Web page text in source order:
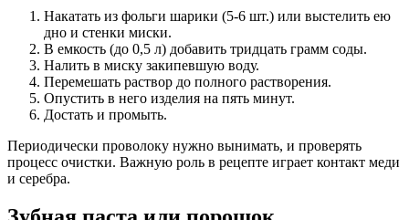
Накатать из фольги шарики (5-6 шт.) или выстелить ею
дно и стенки миски.
В емкость (до 0,5 л) добавить тридцать грамм соды.
Налить в миску закипевшую воду.
Перемешать раствор до полного растворения.
Опустить в него изделия на пять минут.
Достать и промыть.
Периодически проволоку нужно вынимать, и проверять
процесс очистки. Важную роль в рецепте играет контакт меди
и серебра.